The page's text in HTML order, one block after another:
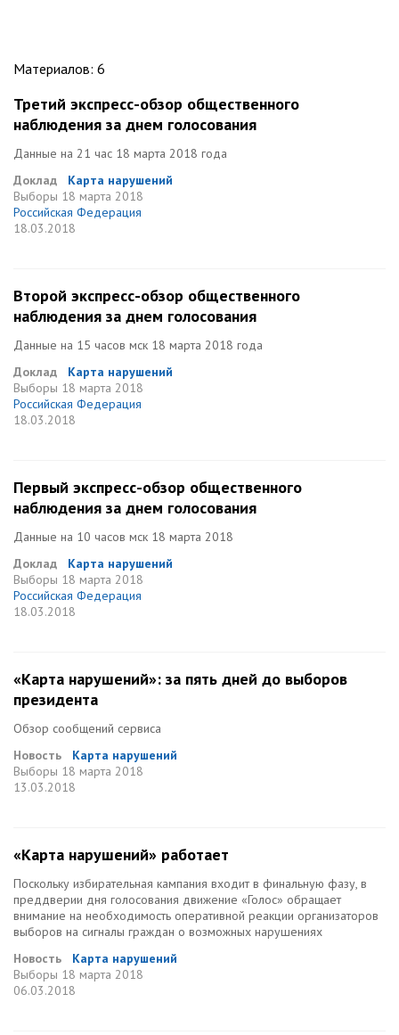
Материалов: 6
Третий экспресс-обзор общественного
наблюдения за днем голосования
Данные на 21 час 18 марта 2018 года
Доклад
Карта нарушений
Выборы 18 марта 2018
Российская Федерация
18.03.2018
Второй экспресс-обзор общественного
наблюдения за днем голосования
Данные на 15 часов мск 18 марта 2018 года
Доклад
Карта нарушений
Выборы 18 марта 2018
Российская Федерация
18.03.2018
Первый экспресс-обзор общественного
наблюдения за днем голосования
Данные на 10 часов мск 18 марта 2018
Доклад
Карта нарушений
Выборы 18 марта 2018
Российская Федерация
18.03.2018
«Карта нарушений»: за пять дней до выборов
президента
Обзор сообщений сервиса
Новость
Карта нарушений
Выборы 18 марта 2018
13.03.2018
«Карта нарушений» работает
Поскольку избирательная кампания входит в финальную фазу, в
преддверии дня голосования движение «Голос» обращает
внимание на необходимость оперативной реакции организаторов
выборов на сигналы граждан о возможных нарушениях
Новость
Карта нарушений
Выборы 18 марта 2018
06.03.2018